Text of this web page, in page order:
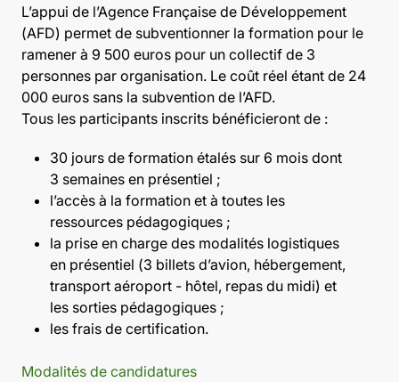
L’appui de l’Agence Française de Développement
(AFD) permet de subventionner la formation pour le
ramener à 9 500 euros pour un collectif de 3
personnes par organisation. Le coût réel étant de 24
000 euros sans la subvention de l’AFD.
Tous les participants inscrits bénéficieront de :
30 jours de formation étalés sur 6 mois dont
3 semaines en présentiel ;
l’accès à la formation et à toutes les
ressources pédagogiques ;
la prise en charge des modalités logistiques
en présentiel (3 billets d’avion, hébergement,
transport aéroport - hôtel, repas du midi) et
les sorties pédagogiques ;
les frais de certification.
Modalités de candidatures